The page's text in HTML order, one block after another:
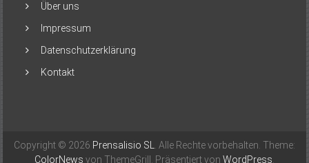
Über uns
Impressum
Datenschutzerklärung
Kontakt
Copyright © 2026 Prensalisio SL. Alle Rechte vorbehalten. Theme:
ColorNews von ThemeGrill. Präsentiert von WordPress.